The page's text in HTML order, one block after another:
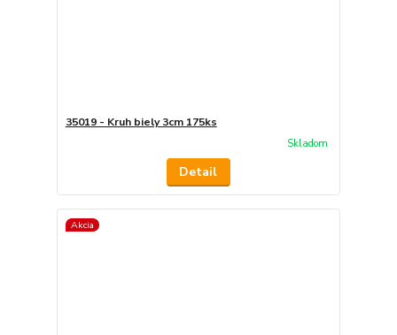
35019 - Kruh biely 3cm 175ks
Skladom
Detail
Akcia